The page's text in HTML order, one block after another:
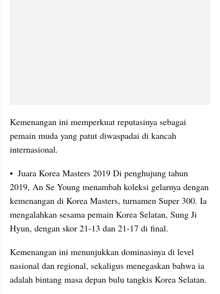
Kemenangan ini memperkuat reputasinya sebagai
pemain muda yang patut diwaspadai di kancah
internasional.
•  Juara Korea Masters 2019 Di penghujung tahun
2019, An Se Young menambah koleksi gelarnya dengan
kemenangan di Korea Masters, turnamen Super 300. Ia
mengalahkan sesama pemain Korea Selatan, Sung Ji
Hyun, dengan skor 21-13 dan 21-17 di final.
Kemenangan ini menunjukkan dominasinya di level
nasional dan regional, sekaligus menegaskan bahwa ia
adalah bintang masa depan bulu tangkis Korea Selatan.